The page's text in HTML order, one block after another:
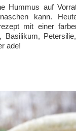
Hummus auf
kann.
mit einer
Basilikum,
ade!